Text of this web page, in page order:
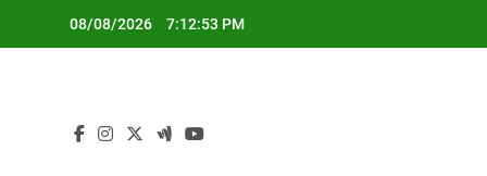
08/08/2026 7:12:53 PM